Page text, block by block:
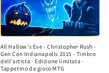
All Hallow's Eve - Christopher Rush -
Gen Con Indianapolis 2015 - Timbro
dell'artista - Edizione limitata -
Tappetino da gioco MTG